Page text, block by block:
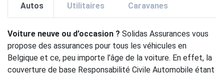
Autos Utilitaires Caravanes
Voiture neuve ou d’occasion ? Solidas Assurances vous
propose des assurances pour tous les véhicules en
Belgique et ce, peu importe l’âge de la voiture. En effet, la
couverture de base Responsabilité Civile Automobile étant